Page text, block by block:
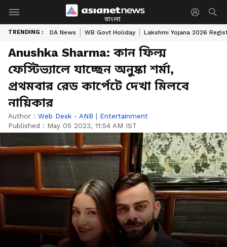
বাংলা
TRENDING : DA News WB Govt Holiday Lakshmi Yojana 2026
Anushka Sharma: কান ফিল্ম
ফেস্টিভ্যালে যাচ্ছেন অনুষ্কা শর্মা,
প্রথমবার রেড কার্পেটে দেখা মিলবে
নায়িকার
Author : Web Desk - ANB | Entertainment
Published : May 05 2023, 11:54 AM IST